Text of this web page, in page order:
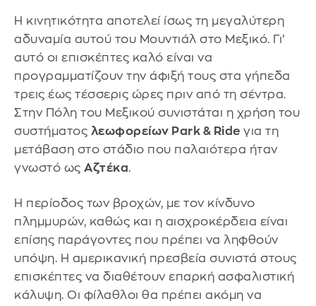
Η κινητικότητα αποτελεί ίσως τη μεγαλύτερη
αδυναμία αυτού του Μουντιάλ στο Μεξικό. Γι’
αυτό οι επισκέπτες καλό είναι να
προγραμματίζουν την άφιξή τους στα γήπεδα
τρεις έως τέσσερις ώρες πριν από τη σέντρα.
Στην Πόλη του Μεξικού συνιστάται η χρήση του
συστήματος λεωφορείων Park & Ride για τη
μετάβαση στο στάδιο που παλαιότερα ήταν
γνωστό ως Αζτέκα.
Η περίοδος των βροχών, με τον κίνδυνο
πλημμυρών, καθώς και η αισχροκέρδεια είναι
επίσης παράγοντες που πρέπει να ληφθούν
υπόψη. Η αμερικανική πρεσβεία συνιστά στους
επισκέπτες να διαθέτουν επαρκή ασφαλιστική
κάλυψη. Οι φίλαθλοι θα πρέπει ακόμη να